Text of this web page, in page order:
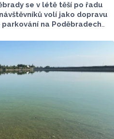
se v létě těší po řadu
volí jako dopravu
na Poděbradech
stránka s názvem
parkovného, která
s parkováním
Za iniciativou stojí
na jeho přání nebudeme